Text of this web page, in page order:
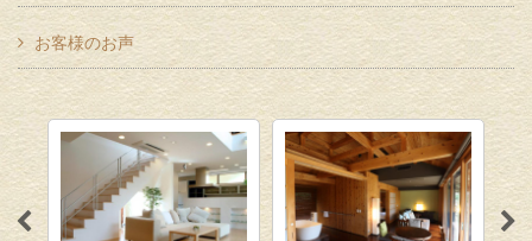
お客様のお声